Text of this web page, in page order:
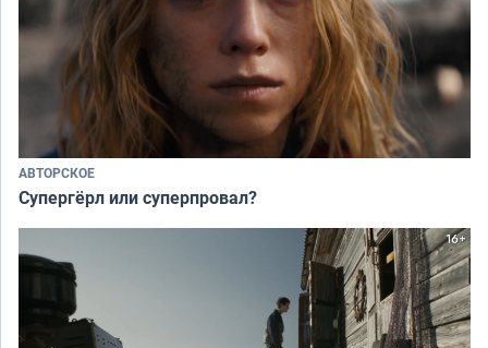
АВТОРСКОЕ
Супергёрл или суперпровал?